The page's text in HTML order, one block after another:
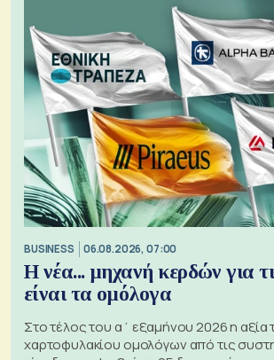
BUSINESS 06.08.2026, 07:00
Η νέα... μηχανή κερδών για
είναι τα ομόλογα
Στο τέλος του α΄ εξαμήνου 2026 η αξία
χαρτοφυλακίου ομολόγων από τις